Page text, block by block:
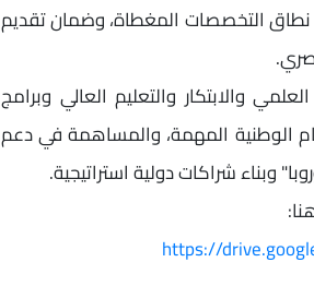
نطاق التخصصات المغطاة، وضمان تقديم
والابتكار والتعليم العالي وبرامج
الوطنية المهمة، والمساهمة في دعم
وبناء شراكات دولية استراتيجية.
https://